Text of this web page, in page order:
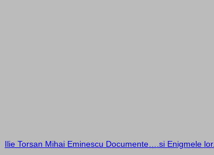
Ilie Torsan Mihai Eminescu Documente….si Enigmele lor.